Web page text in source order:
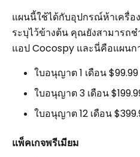
แผนนี้ใช้ได้กับอุปกรณ์ห้าเครื่อ
ระบุไว้ข้างต้น คุณยังสามารถช
แอป Cocospy และนี่คือแผน
ใบอนุญาต 1 เดือน $99.99
ใบอนุญาต 3 เดือน
ใบอนุญาต 12 เดือน
แพ็คเกจพรีเมียม